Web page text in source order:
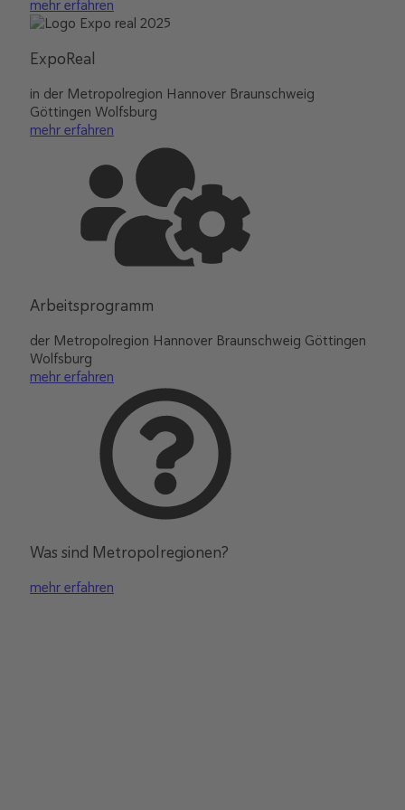
mehr erfahren
ExpoReal
in der Metropolregion Hannover Braunschweig
Göttingen Wolfsburg
mehr erfahren
Arbeitsprogramm
der Metropolregion Hannover Braunschweig Göttingen
Wolfsburg
mehr erfahren
Was sind Metropolregionen?
mehr erfahren